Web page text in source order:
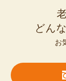
どん
お